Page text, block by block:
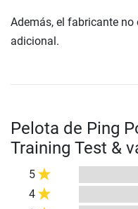
Además, el fabricante
adicional.
Pelota de Ping
Training Test &
5
4